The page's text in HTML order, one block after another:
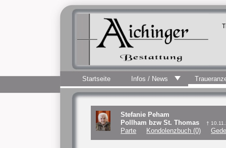
Startseite Infos / News
Stefanie Peham
Pollham bzw St. Thomas
†
Parte Kondolenzbuch (0)